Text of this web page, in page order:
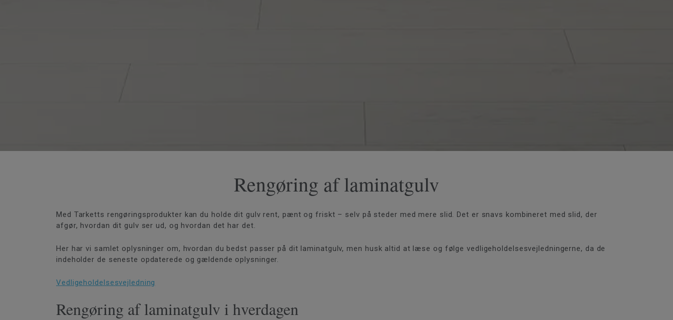
Rengøring af laminatgulv
Med Tarketts rengøringsprodukter kan du holde dit gulv rent, pænt og friskt – selv på steder med mere slid. Det er snavs kombineret med slid, der
afgør, hvordan dit gulv ser ud, og hvordan det har det.
Her har vi samlet oplysninger om, hvordan du bedst passer på dit laminatgulv, men husk altid at læse og følge vedligeholdelsesvejledningerne, da de
indeholder de seneste opdaterede og gældende oplysninger.
Vedligeholdelsesvejledning
Rengøring af laminatgulv i hverdagen